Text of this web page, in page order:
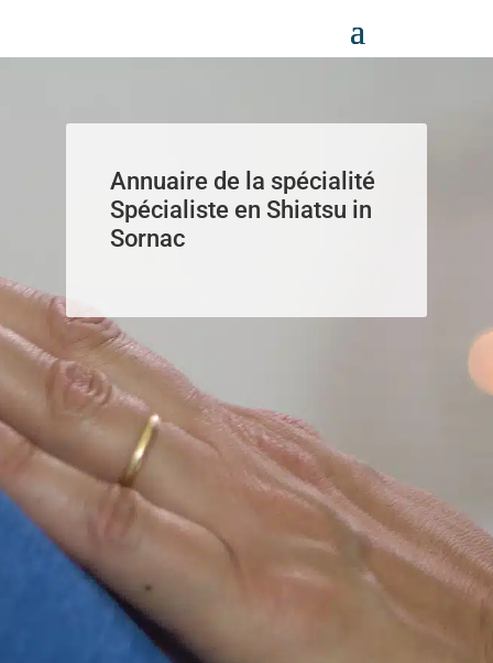
Annuaire de la spécialité
Spécialiste en Shiatsu in
Sornac